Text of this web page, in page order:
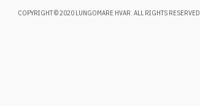
COPYRIGHT © 2020 LUNGOMARE HVAR. ALL RIGHTS RESERVED